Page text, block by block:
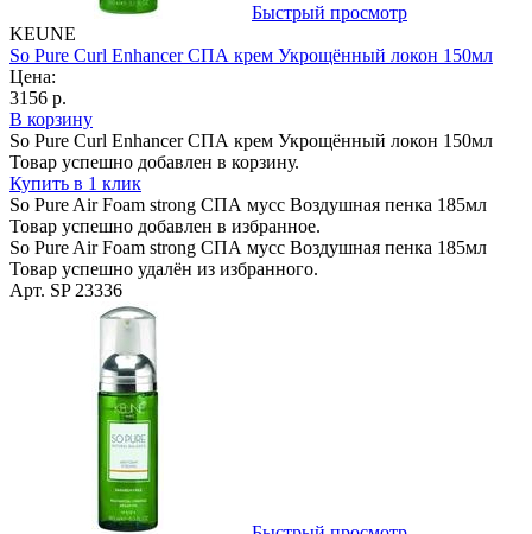
Быстрый просмотр
KEUNE
So Pure Curl Enhancer СПА крем Укрощённый локон 150мл
Цена:
3156 р.
В корзину
So Pure Curl Enhancer СПА крем Укрощённый локон 150мл
Товар успешно добавлен в корзину.
Купить в 1 клик
So Pure Air Foam strong СПА мусс Воздушная пенка 185мл
Товар успешно добавлен в избранное.
So Pure Air Foam strong СПА мусс Воздушная пенка 185мл
Товар успешно удалён из избранного.
Арт. SP 23336